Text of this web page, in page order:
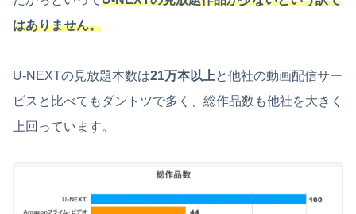
はありません。
U-NEXTの見放題本数は21万本以上と他社の動画配信サー
ビスと比べてもダントツで多く、総作品数も他社を大きく
上回っています。